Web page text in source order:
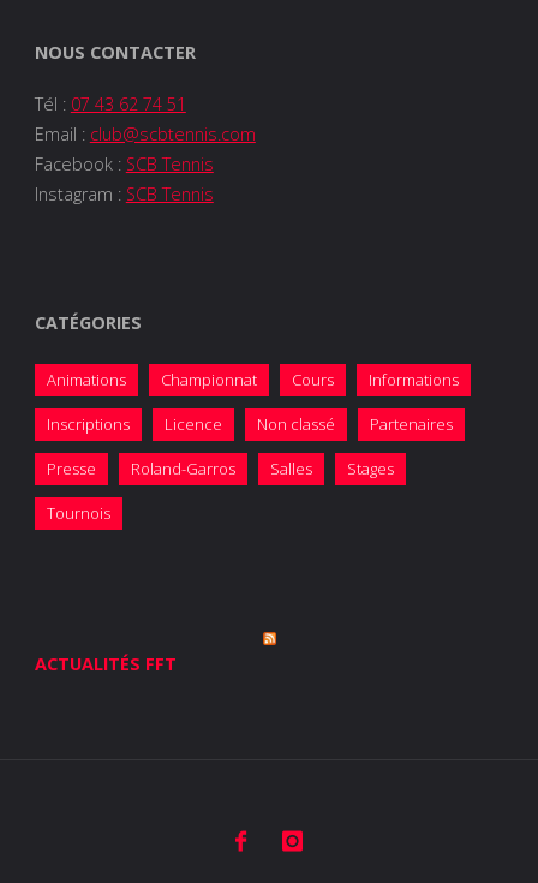
NOUS CONTACTER
Tél : 07 43 62 74 51
Email : club@scbtennis.com
Facebook : SCB Tennis
Instagram : SCB Tennis
CATÉGORIES
Animations Championnat Cours Informations
Inscriptions Licence Non classé Partenaires
Presse Roland-Garros Salles Stages
Tournois
ACTUALITÉS FFT